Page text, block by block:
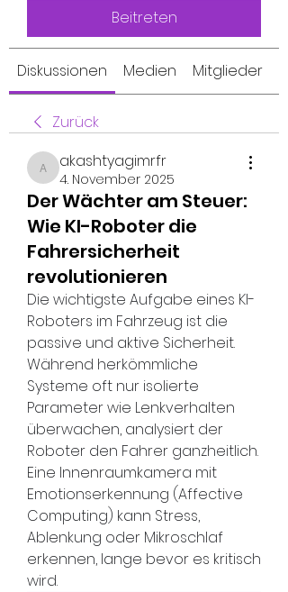
Beitreten
Diskussionen Medien Mitglieder
Zurück
akashtyagimrfr
akashtyagimrfr
4. November 2025
Der Wächter am Steuer:
Wie KI-Roboter die
Fahrersicherheit
revolutionieren
Die wichtigste Aufgabe eines KI-
Roboters im Fahrzeug ist die
passive und aktive Sicherheit.
Während herkömmliche
Systeme oft nur isolierte
Parameter wie Lenkverhalten
überwachen, analysiert der
Roboter den Fahrer ganzheitlich.
Eine Innenraumkamera mit
Emotionserkennung (Affective
Computing) kann Stress,
Ablenkung oder Mikroschlaf
erkennen, lange bevor es kritisch
wird.